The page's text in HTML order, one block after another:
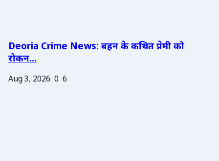
Deoria Crime News: बहन के कथित प्रेमी को
रोकन...
Aug 3, 2026 0 6